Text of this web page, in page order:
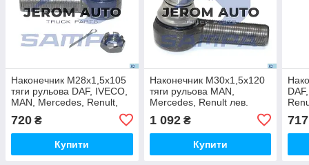
Наконечник М28х1,5x105
тяги рульова DAF, IVECO,
MAN, Mercedes, Renult,
VOLVO лев. \0003309435 \
097.119
720 ₴
Купити
Наконечник М30х1,5x120
тяги рульова MAN,
Mercedes, Renult лев.
1 092₴
Купити
717